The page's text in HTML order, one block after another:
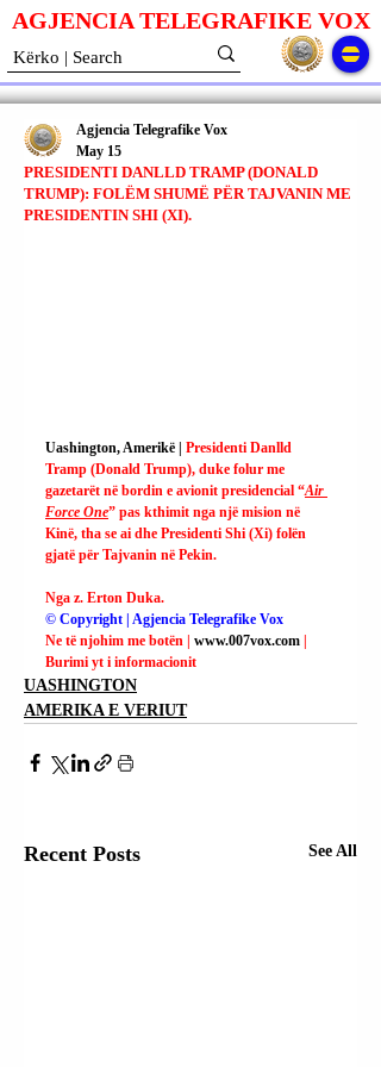
AGJENCIA TELEGRAFIKE VOX
PRESIDENTI DANLLD TRAMP (DONALD
TRUMP): FOLËM SHUMË PËR TAJVANIN ME
PRESIDENTIN SHI (XI).
Agjencia Telegrafike Vox
May 15
Uashington, Amerikë | Presidenti Danlld
Tramp (Donald Trump), duke folur me
gazetarët në bordin e avionit presidencial “Air
Force One” pas kthimit nga një mision në
Kinë, tha se ai dhe Presidenti Shi (Xi) folën
gjatë për Tajvanin në Pekin.
Nga z. Erton Duka.
© Copyright | Agjencia Telegrafike Vox
Ne të njohim me botën | www.007vox.com |
Burimi yt i informacionit
UASHINGTON
AMERIKA E VERIUT
Recent Posts See All